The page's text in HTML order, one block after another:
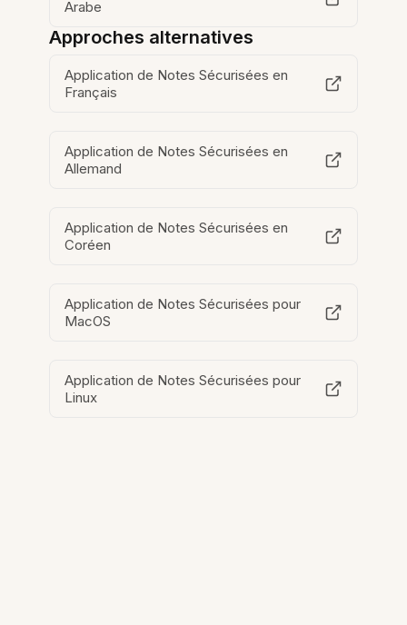
Arabe
Approches alternatives
Application de Notes Sécurisées en
Français
Application de Notes Sécurisées en
Allemand
Application de Notes Sécurisées en
Coréen
Application de Notes Sécurisées pour
MacOS
Application de Notes Sécurisées pour
Linux